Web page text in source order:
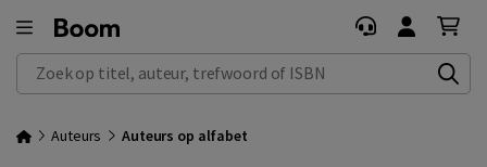
Zoek op titel, auteur, trefwoord of ISBN
Auteurs Auteurs op alfabet